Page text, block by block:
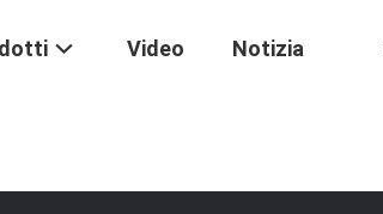
Video Notizia